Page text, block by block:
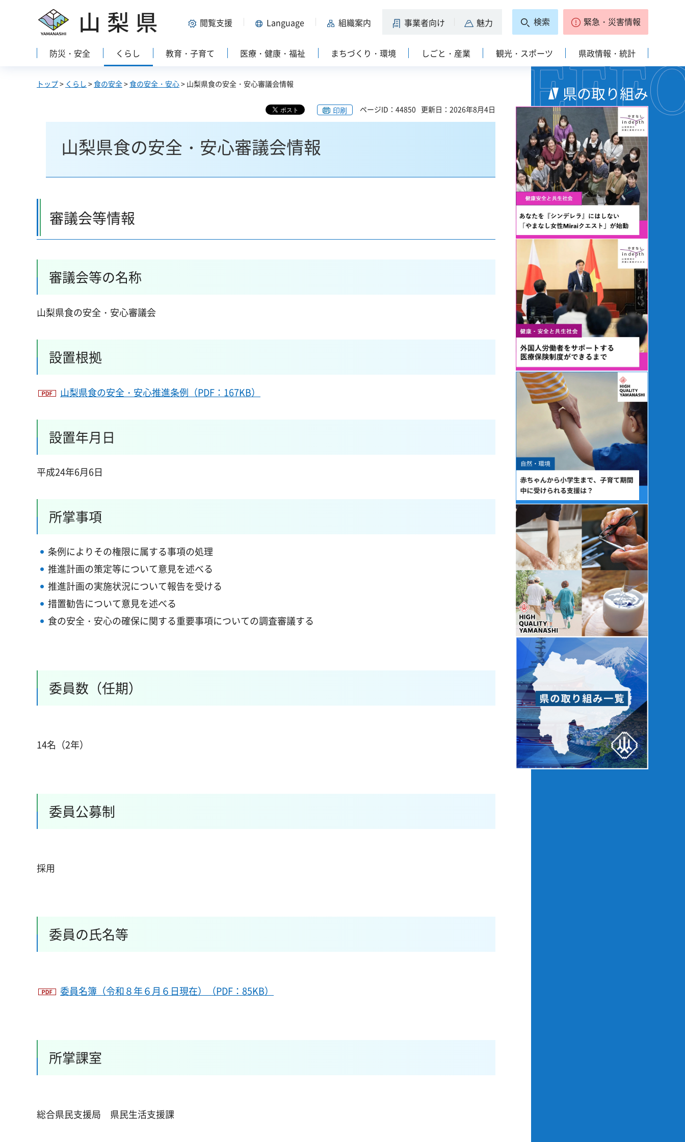
山梨県 閲覧支援 Language 組織案内 事業者向け 魅力 検索 緊急・災害情報
防災・安全 くらし 教育・子育て 医療・健康・福祉 まちづくり・環境 しごと・産業 観光・スポーツ 県政情報・統計
トップ> くらし >食の安全>食の安全・安心> 山梨県食の安全・安心審議会情報
印刷 ページID：44850 更新日：2026年8月4日
山梨県食の安全・安心審議会情報
審議会等情報
審議会等の名称
山梨県食の安全・安心審議会
設置根拠
山梨県食の安全・安心推進条例（PDF：167KB）
設置年月日
平成24年6月6日
所掌事項
条例によりその権限に属する事項の処理
推進計画の策定等について意見を述べる
推進計画の実施状況について報告を受ける
措置勧告について意見を述べる
食の安全・安心の確保に関する重要事項についての調査審議する
委員数（任期）
14名（2年）
委員公募制
採用
委員の氏名等
委員名簿（令和８年６月６日現在）（PDF：85KB）
所掌課室
総合県民支援局 県民生活支援課
県の取り組み